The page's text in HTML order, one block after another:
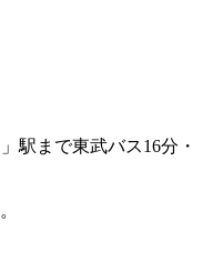
駅まで東武バス16分・